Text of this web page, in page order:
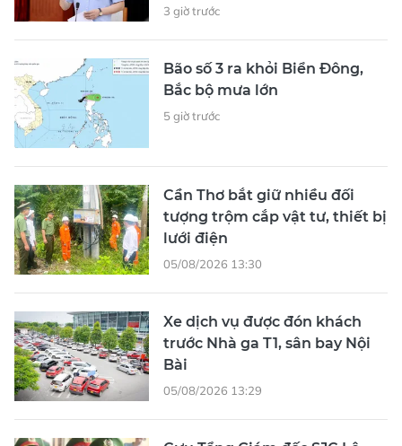
3 giờ trước
Bão số 3 ra khỏi Biển Đông,
Bắc bộ mưa lớn
5 giờ trước
Cần Thơ bắt giữ nhiều đối
tượng trộm cắp vật tư, thiết bị
lưới điện
05/08/2026 13:30
Xe dịch vụ được đón khách
trước Nhà ga T1, sân bay Nội
Bài
05/08/2026 13:29